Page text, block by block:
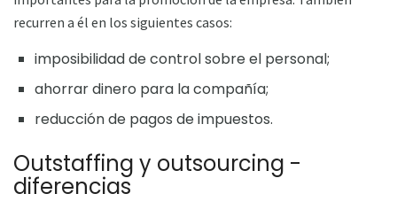
recurren a él en los siguientes casos:
imposibilidad de control sobre el personal;
ahorrar dinero para la compañía;
reducción de pagos de impuestos.
Outstaffing y outsourcing -
diferencias